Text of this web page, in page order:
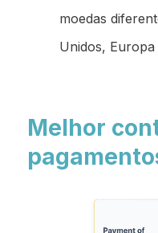
moedas
Unidos, Europa
Melhor